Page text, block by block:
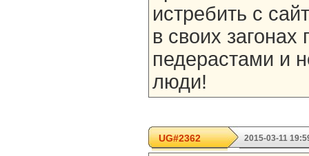
истребить с
в своих загонах
педерастами и
люди!
UG#2362 2015-03-11